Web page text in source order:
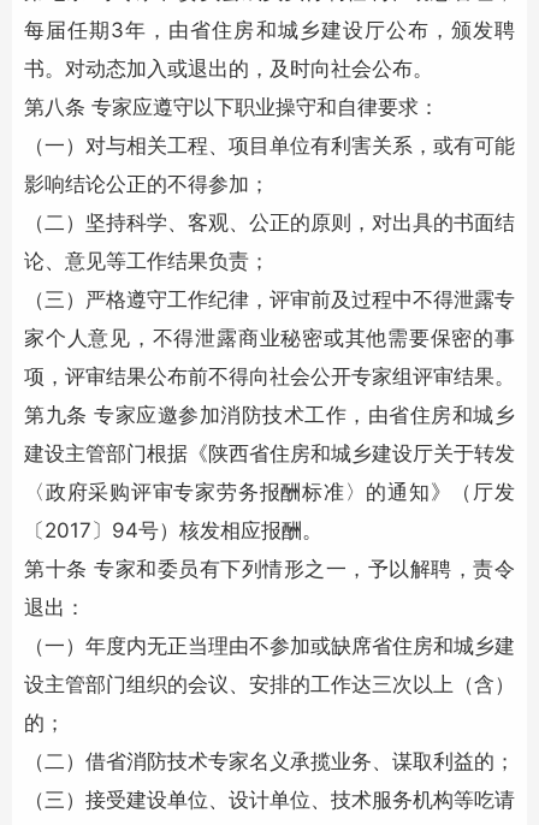
每届任期3年，由省住房和城乡建设厅公布，颁发聘
书。对动态加入或退出的，及时向社会公布。
第八条 专家应遵守以下职业操守和自律要求：
（一）对与相关工程、项目单位有利害关系，或有可能
影响结论公正的不得参加；
（二）坚持科学、客观、公正的原则，对出具的书面结
论、意见等工作结果负责；
（三）严格遵守工作纪律，评审前及过程中不得泄露专
家个人意见，不得泄露商业秘密或其他需要保密的事
项，评审结果公布前不得向社会公开专家组评审结果。
第九条 专家应邀参加消防技术工作，由省住房和城乡
建设主管部门根据《陕西省住房和城乡建设厅关于转发
〈政府采购评审专家劳务报酬标准〉的通知》（厅发
〔2017〕94号）核发相应报酬。
第十条 专家和委员有下列情形之一，予以解聘，责令
退出：
（一）年度内无正当理由不参加或缺席省住房和城乡建
设主管部门组织的会议、安排的工作达三次以上（含）
的；
（二）借省消防技术专家名义承揽业务、谋取利益的；
（三）接受建设单位、设计单位、技术服务机构等吃请